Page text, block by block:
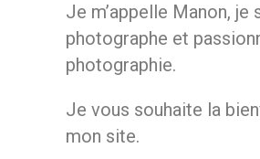
Je m’appelle Manon, je
photographe et
photographie.
Je vous souhaite la
mon site.